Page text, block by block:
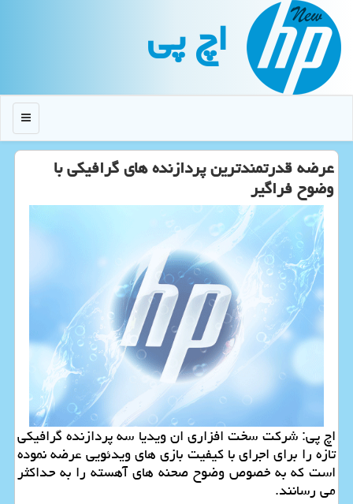
اچ پی
منو
عرضه قدرتمندترین پردازنده های گرافیكی با
وضوح فراگیر
اچ پی: شركت سخت افزاری ان ویدیا سه پردازنده گرافیكی
تازه را برای اجرای با كیفیت بازی های ویدئویی عرضه نموده
است كه به خصوص وضوح صحنه های آهسته را به حداكثر
می رسانند.